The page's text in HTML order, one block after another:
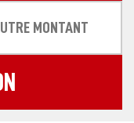
MONTANT